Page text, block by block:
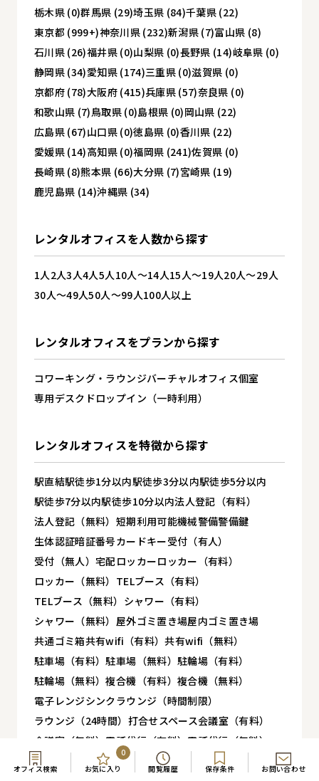
オフィス検索 お気に入り
0
閲覧履歴
保存条件 お問い合わせ
栃木県 (0)群馬県 (29)埼玉県 (84)千葉県 (22)
東京都 (999+)神奈川県 (232)新潟県 (7)富山県 (8)
石川県 (26)福井県 (0)山梨県 (0)長野県 (14)岐阜県 (0)
静岡県 (34)愛知県 (174)三重県 (0)滋賀県 (0)
京都府 (78)大阪府 (415)兵庫県 (57)奈良県 (0)
和歌山県 (7)鳥取県 (0)島根県 (0)岡山県 (22)
広島県 (67)山口県 (0)徳島県 (0)香川県 (22)
愛媛県 (14)高知県 (0)福岡県 (241)佐賀県 (0)
長崎県 (8)熊本県 (66)大分県 (7)宮崎県 (19)
鹿児島県 (14)沖縄県 (34)
レンタルオフィスを人数から探す
1人 2人3人4人5人 10人～14人15人～19人20人～29人
30人～49人50人～99人100人以上
レンタルオフィスをプランから探す
コワーキング・ラウンジバーチャルオフィス個室
専用デスク ドロップイン（一時利用）
レンタルオフィスを特徴から探す
駅直結駅徒歩1分以内駅徒歩3分以内駅徒歩5分以内
駅徒歩7分以内駅徒歩10分以内法人登記（有料）
法人登記（無料） 短期利用可能機械警備警備鍵
生体認証暗証番号カードキー受付（有人）
受付（無人）宅配ロッカーロッカー（有料）
ロッカー（無料） TELブース（有料）
TELブース（無料） シャワー（有料）
シャワー（無料） 屋外ゴミ置き場屋内ゴミ置き場
共通ゴミ箱共有wifi（有料）共有wifi（無料）
駐車場（有料）駐車場（無料） 駐輪場（有料）
駐輪場（無料）複合機（有料） 複合機（無料）
電子レンジシンクラウンジ（時間制限）
ラウンジ（24時間） 打合せスペース会議室（有料）
会議室（無料） 電話代行（有料） 電話代行（無料）
秘書（有料） 秘書（無料）ネットワーキング